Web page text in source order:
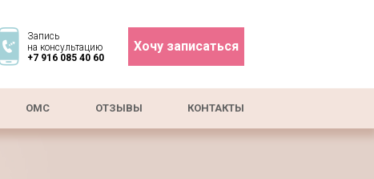
Запись
на консультацию
+7 916 085 40 60
Хочу записаться
ОМС ОТЗЫВЫ КОНТАКТЫ